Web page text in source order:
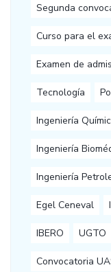
Segunda
Curso para el
Examen de
Tecnología
Ingeniería
Ingeniería
Ingeniería
Egel Ceneval
IBERO UGTO
Convocatoria